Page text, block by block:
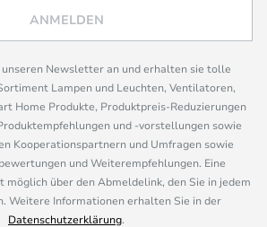
ANMELDEN
unseren Newsletter an und erhalten sie tolle
Lampen und Leuchten, Ventilatoren,
Home Produkte, Produktpreis-Reduzierungen
und -vorstellungen sowie
Kooperationspartnern und Umfragen sowie
und Weiterempfehlungen. Eine
möglich über den Abmeldelink, den Sie in jedem
Weitere Informationen erhalten Sie in der
Datenschutzerklärung.